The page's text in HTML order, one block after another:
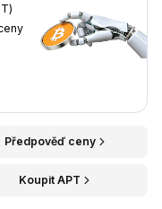
Předpověď ceny
Koupit APT